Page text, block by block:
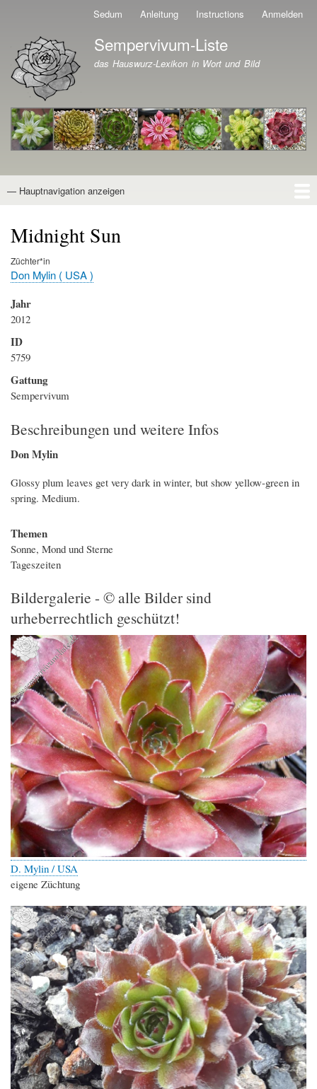
Direkt
zum
Inhalt
Sedum Anleitung Instructions Anmelden
Branding der Website
Sempervivum-Liste
das Hauswurz-Lexikon in Wort und Bild
Hauptnavigation
— Hauptnavigation anzeigen
Midnight Sun
Züchter*in
Don Mylin ( USA )
Jahr
2012
ID
5759
Gattung
Sempervivum
Beschreibungen und weitere Infos
Don Mylin
Glossy plum leaves get very dark in winter, but show yellow-green in
spring. Medium.
Themen
Sonne, Mond und Sterne
Tageszeiten
Bildergalerie - © alle Bilder sind
urheberrechtlich geschützt!
D. Mylin / USA
eigene Züchtung